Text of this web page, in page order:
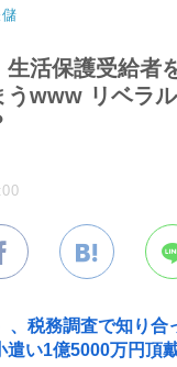
活保護受給者
うwww リベラ
、税務調査で知り合
遣い1億5000万円頂